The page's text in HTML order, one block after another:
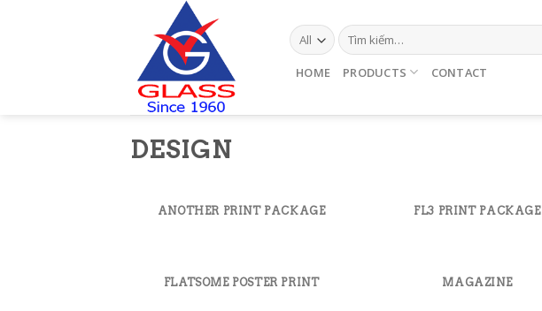
HOME PRODUCTS CONTACT
DESIGN
ANOTHER PRINT PACKAGE FL3 PRINT PACKAGE
FLATSOME POSTER PRINT MAGAZINE